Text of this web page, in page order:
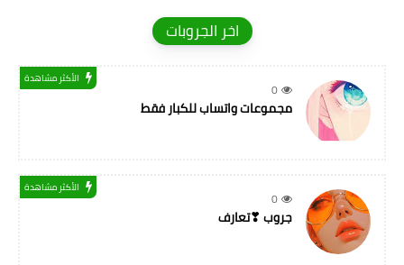
اخر الجروبات
0
الأكثر مشاهدة
مجموعات واتساب للكبار فقط
0
الأكثر مشاهدة
جروب ❣تعارف